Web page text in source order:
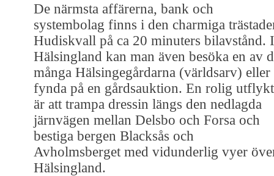
De närmsta affärerna, bank och
systembolag finns i den charmiga
Hudiskvall på ca 20 minuters bilavstånd. I
Hälsingland kan man även besöka en av
många Hälsingegårdarna (världsarv) eller
fynda på en gårdsauktion. En rolig utflykt
är att trampa dressin längs den nedlagda
järnvägen mellan Delsbo och Forsa och
bestiga bergen Blacksås och
Avholmsberget med vidunderlig vyer
Hälsingland.